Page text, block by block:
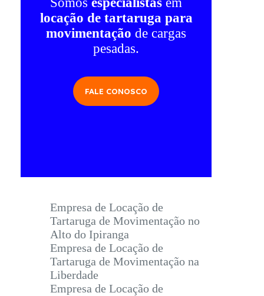
locação de tartaruga para
movimentação de cargas
pesadas.
FALE CONOSCO
Empresa de Locação de
Tartaruga de Movimentação no
Alto do Ipiranga
Empresa de Locação de
Tartaruga de Movimentação na
Liberdade
Empresa de Locação de